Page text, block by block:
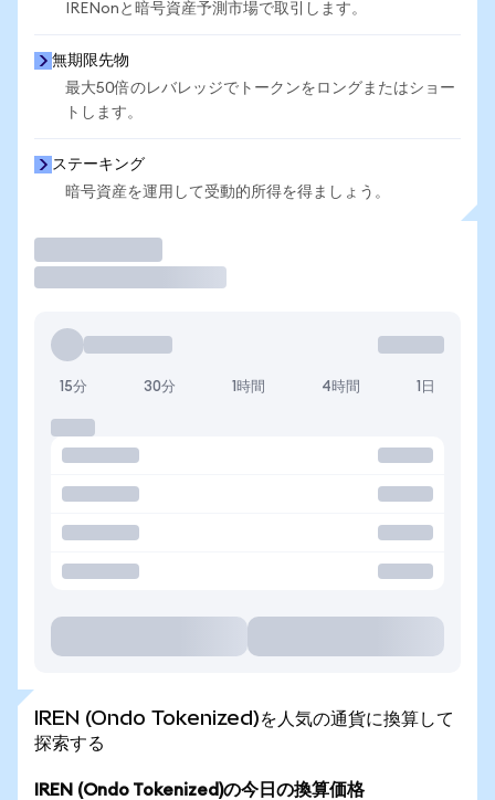
IRENonと暗号資産予測市場で取引します。
無期限先物
最大50倍のレバレッジでトークンをロングまたはショー
トします。
ステーキング
暗号資産を運用して受動的所得を得ましょう。
15分 30分 1時間 4時間 1日
IREN (Ondo Tokenized)を人気の通貨に換算して
探索する
IREN (Ondo Tokenized)の今日の換算価格